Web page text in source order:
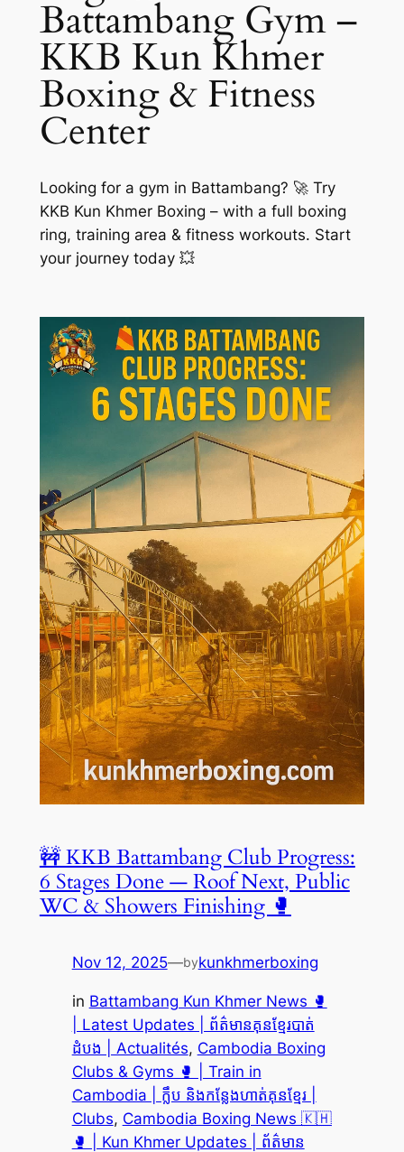
Battambang Gym –
KKB Kun Khmer
Boxing & Fitness
Center
Looking for a gym in Battambang? 🚀 Try
KKB Kun Khmer Boxing – with a full boxing
ring, training area & fitness workouts. Start
your journey today 💥
🚧 KKB Battambang Club Progress:
6 Stages Done — Roof Next, Public
WC & Showers Finishing 🥊
Nov 12, 2025—bykunkhmerboxing
in Battambang Kun Khmer News 🥊
| Latest Updates | ព័ត៌មានគុនខ្មែរបាត់
ដំបង | Actualités, Cambodia Boxing
Clubs & Gyms 🥊 | Train in
Cambodia | ក្លឹប និងកន្លែងហាត់គុនខ្មែរ |
Clubs, Cambodia Boxing News 🇰🇭
🥊 | Kun Khmer Updates | ព័ត៌មាន